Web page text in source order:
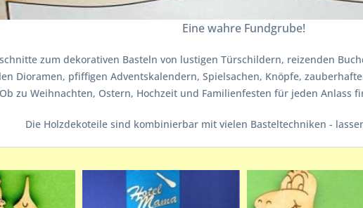
Eine wahre Fundgrube!
zum dekorativen Basteln von lustigen Türschildern, reizenden
Dioramen, pfiffigen Adventskalendern, Spielsachen, Knöpfe,
zu Weihnachten, Ostern, Hochzeit und Familienfesten für jeden Anlass
Die Holzdekoteile sind kombinierbar mit vielen Basteltechniken -